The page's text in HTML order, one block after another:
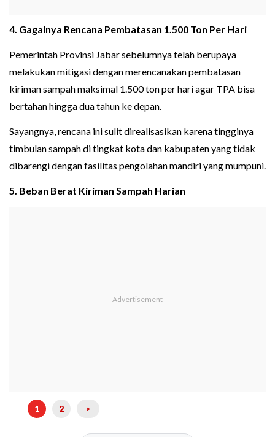
4. Gagalnya Rencana Pembatasan 1.500 Ton Per Hari
Pemerintah Provinsi Jabar sebelumnya telah berupaya
melakukan mitigasi dengan merencanakan pembatasan
kiriman sampah maksimal 1.500 ton per hari agar TPA bisa
bertahan hingga dua tahun ke depan.
Sayangnya, rencana ini sulit direalisasikan karena tingginya
timbulan sampah di tingkat kota dan kabupaten yang tidak
dibarengi dengan fasilitas pengolahan mandiri yang mumpuni.
5. Beban Berat Kiriman Sampah Harian
1 2 >